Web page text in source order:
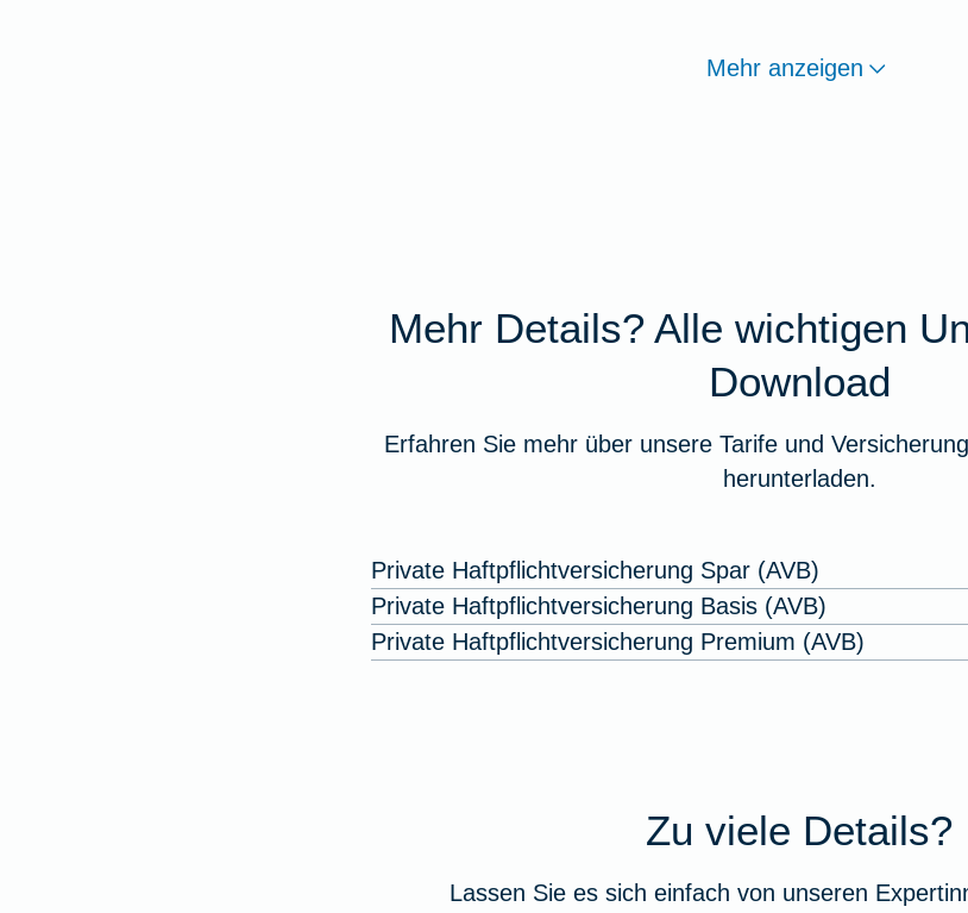
Mehr anzeigen
Mehr Details? Alle wichtigen
Download
Erfahren Sie mehr über unsere Tarife und
herunterladen.
Private Haftpflichtversicherung Spar (AVB)
Private Haftpflichtversicherung Basis (AVB)
Private Haftpflichtversicherung Premium (AVB)
Zu viele Details?
Lassen Sie es sich einfach von unseren